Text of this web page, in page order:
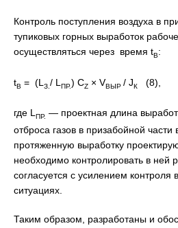
Контроль поступления воздуха в
тупиковых горных выработок
осуществляться через время tВ:
tВ = (L З. / L ПР.) СZ × VВЫР / JК (8),
где LПР. — проектная длина
отброса газов в призабойной
протяженную выработку
необходимо контролировать в ней
согласуется с усилением контроля
ситуациях.
Таким образом, разработаны и